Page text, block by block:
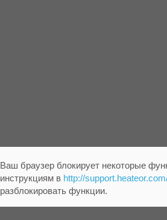
Ваш браузер блокирует некоторые
инструкциям в http://
разблокировать функции.